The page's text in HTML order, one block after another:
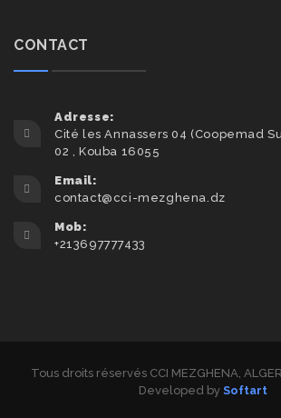
CONTACT
Adresse:
Cité les Annassers 04 (Coopemad
02 , Kouba 16055
Email:
contact@cci-mezghena.dz
Mob:
+213697777433
Tous droits réservés CCI MEZGHENA,
Developed by Softart